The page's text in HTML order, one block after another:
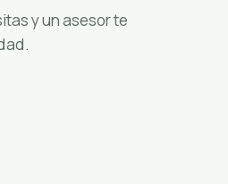
y un asesor te